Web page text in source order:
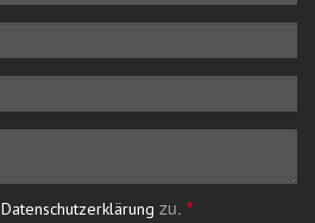
Datenschutzerklärung zu. *